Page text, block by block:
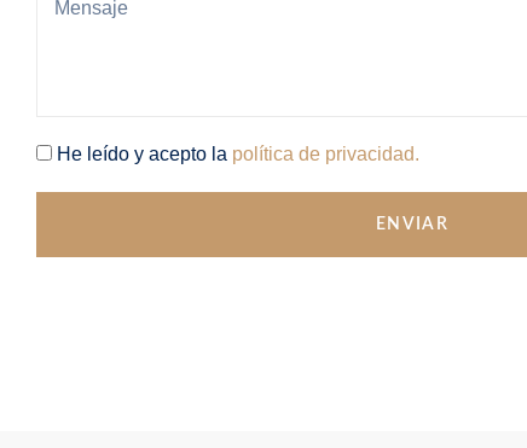
He leído y acepto la política de privacidad.
ENVIAR